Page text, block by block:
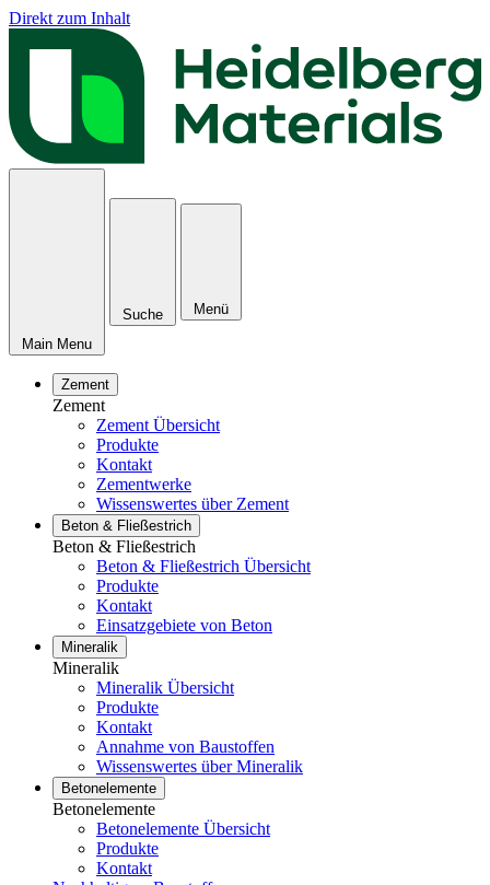
Direkt zum Inhalt
Main Menu
Suche Menü
Zement
Zement
Zement Übersicht
Produkte
Kontakt
Zementwerke
Wissenswertes über Zement
Beton & Fließestrich
Beton & Fließestrich
Beton & Fließestrich Übersicht
Produkte
Kontakt
Einsatzgebiete von Beton
Mineralik
Mineralik
Mineralik Übersicht
Produkte
Kontakt
Annahme von Baustoffen
Wissenswertes über Mineralik
Betonelemente
Betonelemente
Betonelemente Übersicht
Produkte
Kontakt